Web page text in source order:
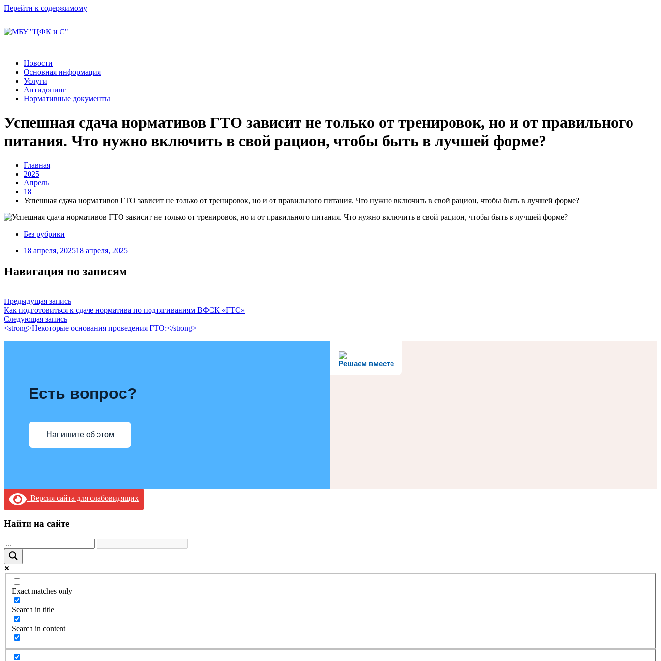
Перейти к содержимому
Новости
Основная информация
Услуги
Антидопинг
Нормативные документы
Успешная сдача нормативов ГТО зависит не только от тренировок, но и от правильного
питания. Что нужно включить в свой рацион, чтобы быть в лучшей форме?
Главная
2025
Апрель
18
Успешная сдача нормативов ГТО зависит не только от тренировок, но и от правильного питания. Что нужно включить в свой рацион, чтобы быть в лучшей форме?
Без рубрики
18 апреля, 202518 апреля, 2025
Навигация по записям
Предыдущая запись
Как подготовиться к сдаче норматива по подтягиваниям ВФСК «ГТО»
Следующая запись
<strong>Некоторые основания проведения ГТО:</strong>
Решаем вместе
Есть вопрос?
Напишите об этом
Версия сайта для слабовидящих
Найти на сайте
Exact matches only
Search in title
Search in content